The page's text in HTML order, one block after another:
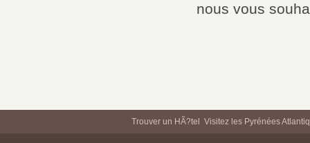
nous vous
Trouver un HÃ?tel Visitez les Pyrénées